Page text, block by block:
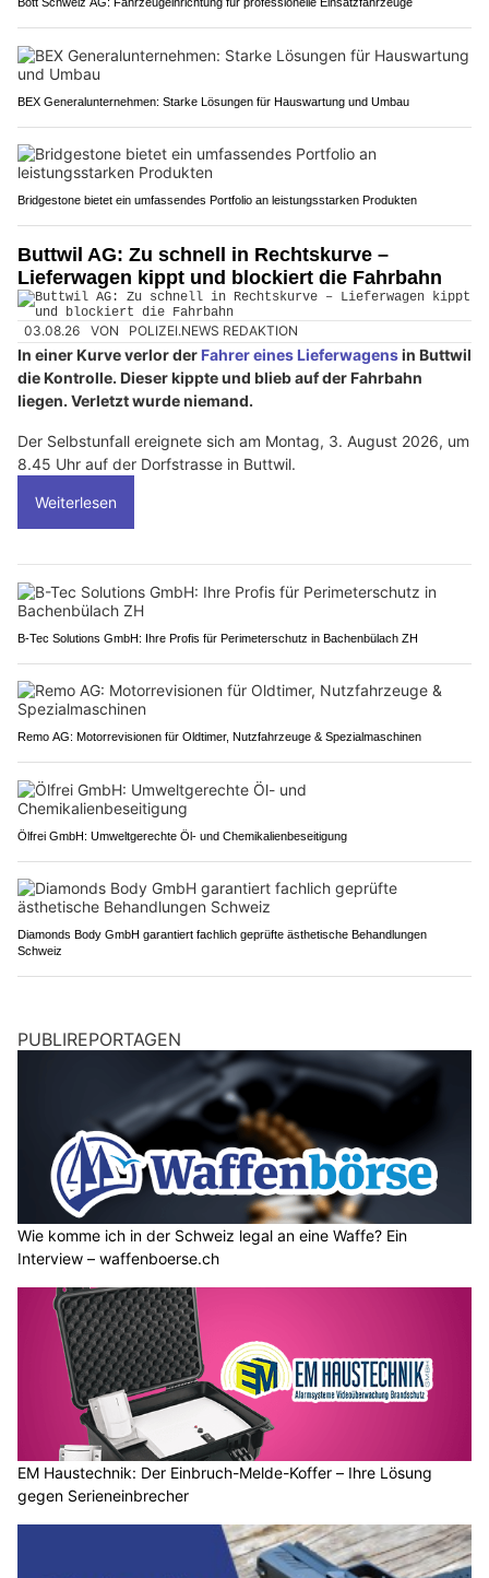
BEX Generalunternehmen: Starke Lösungen für Hauswartung und Umbau
Bridgestone bietet ein umfassendes Portfolio an leistungsstarken Produkten
Buttwil AG: Zu schnell in Rechtskurve –
Lieferwagen kippt und blockiert die Fahrbahn
03.08.26 VON POLIZEI.NEWS REDAKTION
In einer Kurve verlor der Fahrer eines Lieferwagensin Buttwil
die Kontrolle. Dieser kippte und blieb auf der Fahrbahn
liegen. Verletzt wurde niemand.
Der Selbstunfall ereignete sich am Montag, 3. August 2026, um
8.45 Uhr auf der Dorfstrasse in Buttwil.
Weiterlesen
B-Tec Solutions GmbH: Ihre Profis für Perimeterschutz in Bachenbülach ZH
Remo AG: Motorrevisionen für Oldtimer, Nutzfahrzeuge & Spezialmaschinen
Ölfrei GmbH: Umweltgerechte Öl- und Chemikalienbeseitigung
Diamonds Body GmbH garantiert fachlich geprüfte ästhetische Behandlungen
Schweiz
PUBLIREPORTAGEN
Wie komme ich in der Schweiz legal an eine Waffe? Ein
Interview – waffenboerse.ch
EM Haustechnik: Der Einbruch-Melde-Koffer – Ihre Lösung
gegen Serieneinbrecher